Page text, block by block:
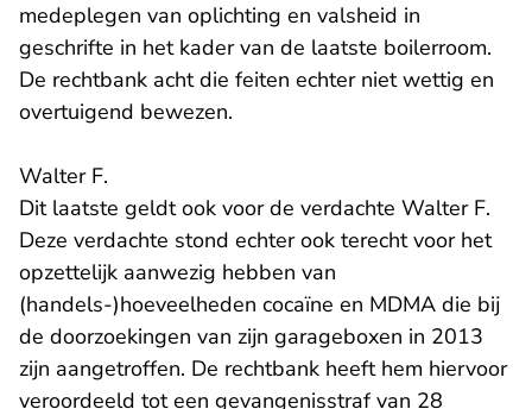
medeplegen van oplichting en valsheid in
geschrifte in het kader van de laatste boilerroom.
De rechtbank acht die feiten echter niet wettig en
overtuigend bewezen.
Walter F.
Dit laatste geldt ook voor de verdachte Walter F.
Deze verdachte stond echter ook terecht voor het
opzettelijk aanwezig hebben van
(handels-)hoeveelheden cocaïne en MDMA die bij
de doorzoekingen van zijn garageboxen in 2013
zijn aangetroffen. De rechtbank heeft hem hiervoor
veroordeeld tot een gevangenisstraf van 28